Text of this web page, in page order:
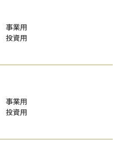
事業用
投資用
事業用
投資用